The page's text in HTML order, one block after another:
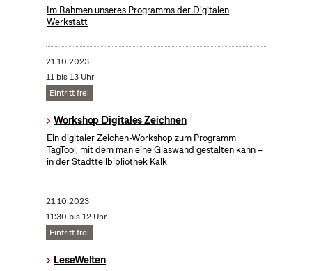
Im Rahmen unseres Programms der Digitalen
Werkstatt
21.10.2023
11 bis 13 Uhr
Eintritt frei
Workshop Digitales Zeichnen
Ein digitaler Zeichen-Workshop zum Programm
TagTool, mit dem man eine Glaswand gestalten kann –
in der Stadtteilbibliothek Kalk
21.10.2023
11:30 bis 12 Uhr
Eintritt frei
LeseWelten